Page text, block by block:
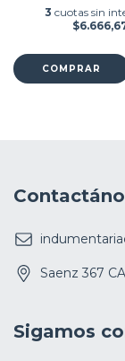
3 cuotas sin
COMPRAR
Saenz 367
Sigamos